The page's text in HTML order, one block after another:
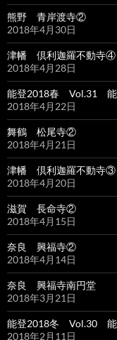
熊野 青岸渡寺②
2018年4月30日
津幡 倶利迦羅不動寺④
2018年4月28日
能登2018春 Vol.31 能
2018年4月22日
舞鶴 松尾寺②
2018年4月21日
津幡 倶利迦羅不動寺③
2018年4月20日
滋賀 長命寺②
2018年4月15日
奈良 興福寺②
2018年4月14日
奈良 興福寺南円堂
2018年3月21日
能登2018冬 Vol.30 能
2018年2月11日